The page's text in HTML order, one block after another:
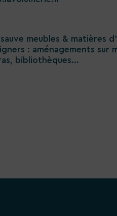
sauve meubles & matières
: aménagements sur
bibliothèques...